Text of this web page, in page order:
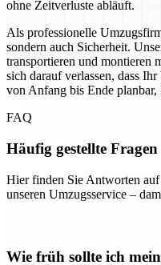
ohne Zeitverluste abläuft.
Als professionelle
sondern auch Sicherheit.
transportieren und montieren
sich darauf verlassen, dass
von Anfang bis Ende
FAQ
Häufig gestellte Fragen
Hier finden Sie Antworten
unseren Umzugsservice –
Wie früh sollte ich